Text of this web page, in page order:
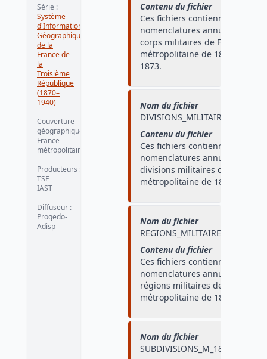
Série :
Système
d'Information
Géographique
de la
France de
la
Troisième
République
(1870–
1940)
Couverture
géographique
France
métropolitaine
Producteurs :
TSE
IAST
Diffuseur :
Progedo-
Adisp
Contenu du fichier
Ces fichiers contiennent les
nomenclatures annuelles des
corps militaires de France
métropolitaine de 1870 à
1873.
Nom du fichier
Contenu du fichier
Ces fichiers contiennent les
nomenclatures annuelles des
divisions militaires de France
métropolitaine de 1870 à 1873.
Nom du fichier
Contenu du fichier
Ces fichiers contiennent les
nomenclatures annuelles des
régions militaires de France
métropolitaine de 1874 à 1940.
Nom du fichier
SUBDIVISIONS_M_1874_1940